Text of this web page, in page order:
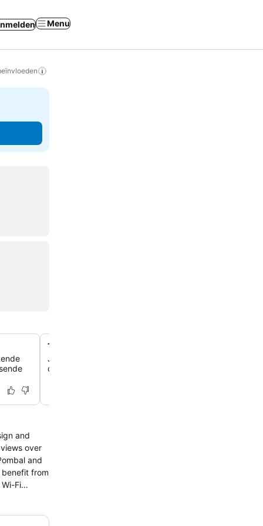
Menu
Toegang tot de rooftopbar van het zusterhotel
Je kunt genieten van een panoramisch uitzicht over de
drankjes in de rooftopbar van het naastgelegen HF
and
and